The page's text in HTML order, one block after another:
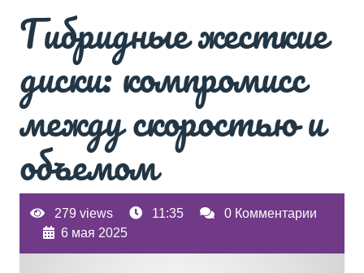
Гибридные жесткие
диски: компромисс
между скоростью и
объемом
279 views 11:35
0 Комментарии
6 мая 2025